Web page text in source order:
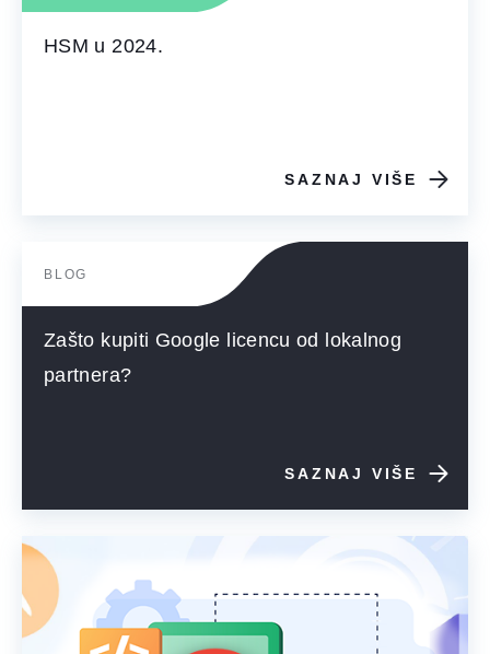
HSM u 2024.
SAZNAJ VIŠE
BLOG
Zašto kupiti Google licencu od lokalnog
partnera?
SAZNAJ VIŠE